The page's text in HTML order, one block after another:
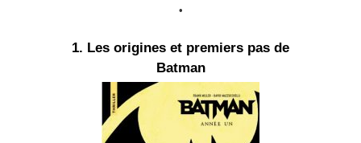
•
1. Les origines et premiers pas de
Batman